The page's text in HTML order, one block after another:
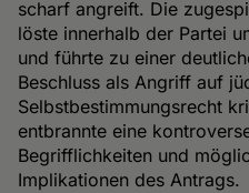
scharf angreift. Die
löste innerhalb der Partei
und führte zu einer
Beschluss als Angriff auf
Selbstbestimmungsrecht
entbrannte eine
Begrifflichkeiten und
Implikationen des Antrags.